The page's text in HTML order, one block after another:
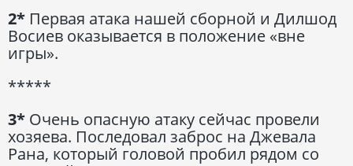
2* Первая атака нашей сборной и Дилшод
Восиев оказывается в положение «вне
игры».
*****
3* Очень опасную атаку сейчас провели
хозяева. Последовал заброс на Джевала
Рана, который головой пробил рядом со